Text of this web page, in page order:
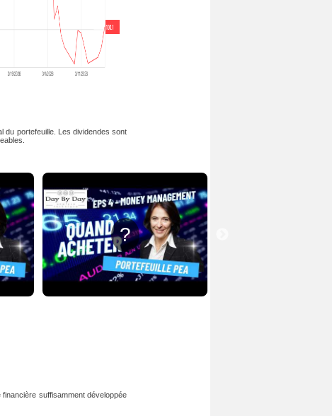
du portefeuille. Les dividendes sont
?
suffisamment développée